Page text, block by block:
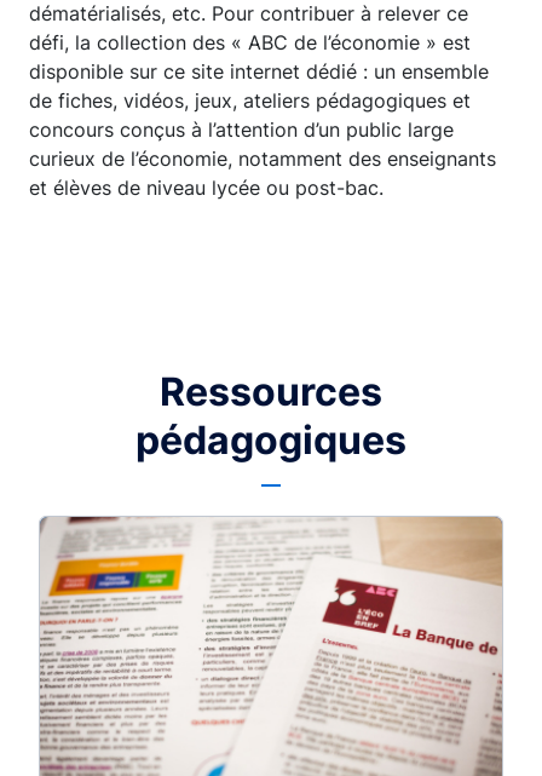
dématérialisés, etc. Pour contribuer à relever ce
défi, la collection des « ABC de l’économie » est
disponible sur ce site internet dédié : un ensemble
de fiches, vidéos, jeux, ateliers pédagogiques et
concours conçus à l’attention d’un public large
curieux de l’économie, notamment des enseignants
et élèves de niveau lycée ou post-bac.
Ressources
pédagogiques